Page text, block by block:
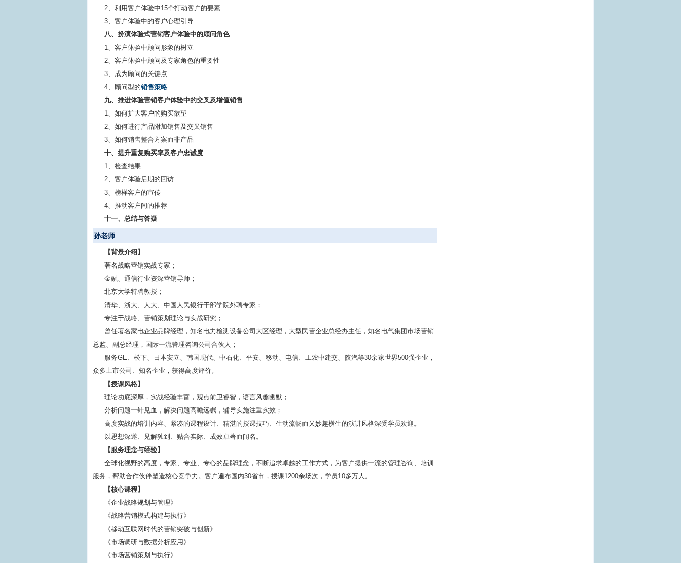
2、利用客户体验中15个打动客户的要素
3、客户体验中的客户心理引导
八、扮演体验式营销客户体验中的顾问角色
1、客户体验中顾问形象的树立
2、客户体验中顾问及专家角色的重要性
3、成为顾问的关键点
4、顾问型的销售策略
九、推进体验营销客户体验中的交叉及增值销售
1、如何扩大客户的购买欲望
2、如何进行产品附加销售及交叉销售
3、如何销售整合方案而非产品
十、提升重复购买率及客户忠诚度
1、检查结果
2、客户体验后期的回访
3、榜样客户的宣传
4、推动客户间的推荐
十一、总结与答疑
孙老师
【背景介绍】
著名战略营销实战专家；
金融、通信行业资深营销导师；
北京大学特聘教授；
清华、浙大、人大、中国人民银行干部学院外聘专家；
专注于战略、营销策划理论与实战研究；
曾任著名家电企业品牌经理，知名电力检测设备公司大区经理，大型民营企业总经办主任，知名电气集团市场营销
总监、副总经理，国际一流管理咨询公司合伙人；
服务GE、松下、日本安立、韩国现代、中石化、平安、移动、电信、工农中建交、陕汽等30余家世界500强企业，
众多上市公司、知名企业，获得高度评价。
【授课风格】
理论功底深厚，实战经验丰富，观点前卫睿智，语言风趣幽默；
分析问题一针见血，解决问题高瞻远瞩，辅导实施注重实效；
高度实战的培训内容、紧凑的课程设计、精湛的授课技巧、生动流畅而又妙趣横生的演讲风格深受学员欢迎。
以思想深遂、见解独到、贴合实际、成效卓著而闻名。
【服务理念与经验】
全球化视野的高度，专家、专业、专心的品牌理念，不断追求卓越的工作方式，为客户提供一流的管理咨询、培训
服务，帮助合作伙伴塑造核心竞争力。客户遍布国内30省市，授课1200余场次，学员10多万人。
【核心课程】
《企业战略规划与管理》
《战略营销模式构建与执行》
《移动互联网时代的营销突破与创新》
《市场调研与数据分析应用》
《市场营销策划与执行》